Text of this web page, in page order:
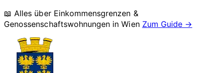
📖 Alles über Einkommensgrenzen &
Genossenschaftswohnungen inWien Zum Guide →